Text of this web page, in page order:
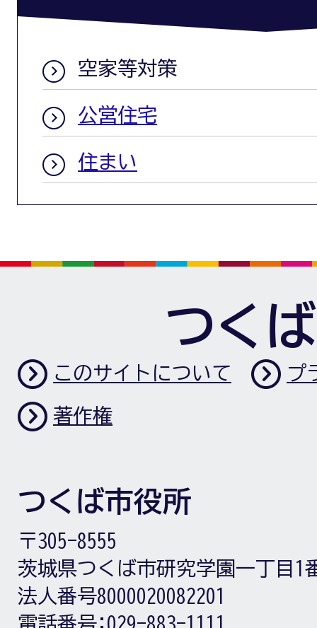
空家等対策
公営住宅
住まい
つく
このサイトについて プ
著作権
つくば市役所
〒305-8555
茨城県つくば市研究学園一丁目1
法人番号8000020082201
電話番号: 029-883-1111